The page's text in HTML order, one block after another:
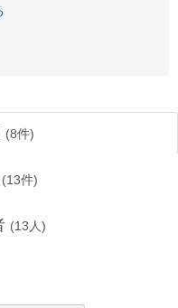
(8件)
(13件)
(13 人)